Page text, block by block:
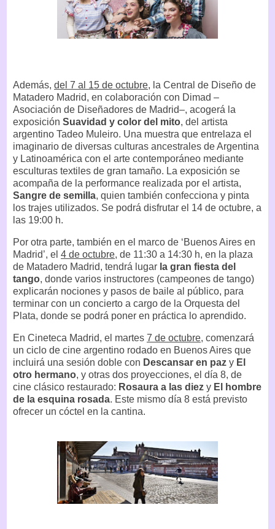
Además, del 7 al 15 de octubre, la Central de Diseño de
Matadero Madrid, en colaboración con Dimad –
Asociación de Diseñadores de Madrid–, acogerá la
exposición Suavidad y color del mito, del artista
argentino Tadeo Muleiro. Una muestra que entrelaza el
imaginario de diversas culturas ancestrales de Argentina
y Latinoamérica con el arte contemporáneo mediante
esculturas textiles de gran tamaño. La exposición se
acompaña de la performance realizada por el artista,
Sangre de semilla, quien también confecciona y pinta
los trajes utilizados. Se podrá disfrutar el 14 de octubre, a
las 19:00 h.
Por otra parte, también en el marco de ‘Buenos Aires en
Madrid’, el 4 de octubre, de 11:30 a 14:30 h, en la plaza
de Matadero Madrid, tendrá lugar la gran fiesta del
tango, donde varios instructores (campeones de tango)
explicarán nociones y pasos de baile al público, para
terminar con un concierto a cargo de la Orquesta del
Plata, donde se podrá poner en práctica lo aprendido.
En Cineteca Madrid, el martes 7 de octubre, comenzará
un ciclo de cine argentino rodado en Buenos Aires que
incluirá una sesión doble con Descansar en paz y El
otro hermano, y otras dos proyecciones, el día 8, de
cine clásico restaurado: Rosaura a las diez y El hombre
de la esquina rosada. Este mismo día 8 está previsto
ofrecer un cóctel en la cantina.